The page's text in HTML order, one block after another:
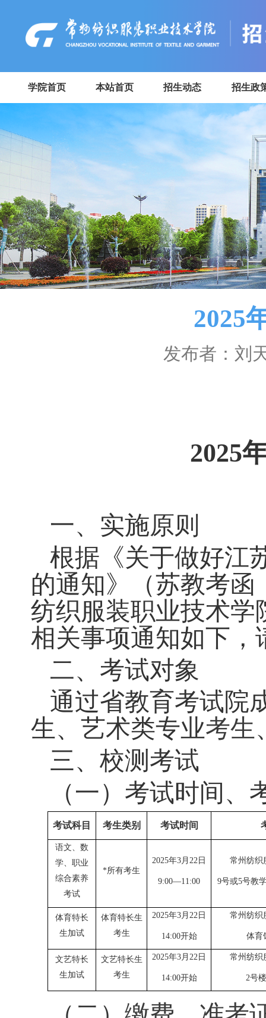
学院首页 本站首页 招生动态
一、实施原则
根据《关于做
的通知》（苏教
纺织服装职业技
相关事项通知如
二、考试对象
通过省教育考
生、艺术类专业
三、校测考试
（一）考试时
考试科目 考生类别 考试时间
语文、数
综合素养
所有考生
2025年3月22日